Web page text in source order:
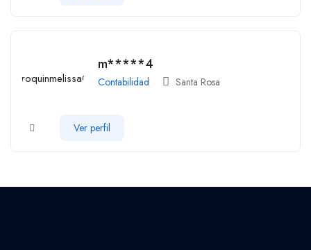
m*****4
Contabilidad Santa Rosa
Ver perfil